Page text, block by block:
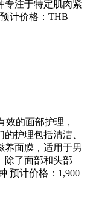
专注于特定肌肉紧
计价格：THB
效的面部护理，
护理包括清洁、
养面膜，适用于男
除了面部和头部
预计价格：1,900